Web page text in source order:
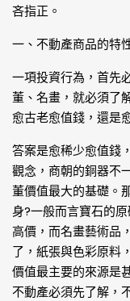
吝指正。
一、不動產商品的特
一項投資行為，首先
董、名畫，就必須了
愈古老愈值錢，還是
答案是愈稀少愈值錢
觀念，商朝的銅器不
董價值最大的基礎。
身?一般而言寶石的
高價，而名畫藝術品
了，紙張與色彩原料
價值最主要的來源是
不動產必須先了解，